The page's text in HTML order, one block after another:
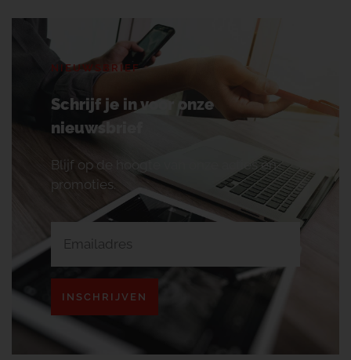
NIEUWSBRIEF
Schrijf je in voor onze
nieuwsbrief
Blijf op de hoogte van onze acties en
promoties.
INSCHRIJVEN